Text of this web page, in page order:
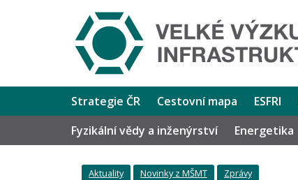
Strategie ČR Cestovní mapa ESFRI
Fyzikální vědy a inženýrství
Energetika
Aktuality Novinky z MŠMT Zprávy